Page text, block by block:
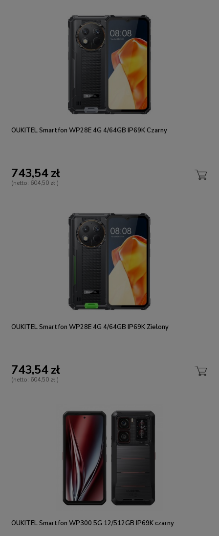
OUKITEL Smartfon WP28E 4G 4/64GB IP69K Czarny
743,54 zł
(netto: 604,50 zł )
OUKITEL Smartfon WP28E 4G 4/64GB IP69K Zielony
743,54 zł
(netto: 604,50 zł )
OUKITEL Smartfon WP300 5G 12/512GB IP69K czarny